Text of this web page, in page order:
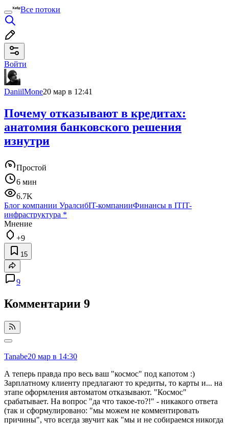
Все потоки
Войти
DaniilMone20 мар в 12:41
Почему отказывают в кредитах:
анатомия банковского решения
изнутри
Простой
6 мин
6.7K
Блог компании УралсибIT-компанииФинансы в ITIT-
инфраструктура *
Мнение
+9
15
9
Комментарии 9
Tanabe20 мар в 14:30
А теперь правда про весь ваш "космос" под капотом :)
Зарплатному клиенту предлагают то кредиты, то карты и... на
этапе оформления автоматом отказывают. "Космос"
срабатывает. На вопрос "да что такое-то?!" - никакого ответа
(так и сформулировано: "мы можем не комментировать
причины", что всегда звучит как "мы и не собираемся никогда